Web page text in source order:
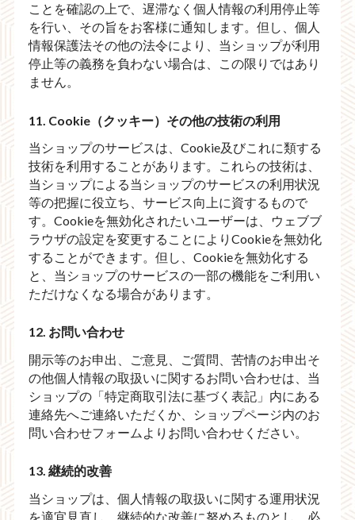
ことを確認の上で、遅滞なく個人情報の利用停止等
を行い、その旨をお客様に通知します。但し、個人
情報保護法その他の法令により、当ショップが利用
停止等の義務を負わない場合は、この限りではあり
ません。
11. Cookie（クッキー）その他の技術の利用
当ショップのサービスは、Cookie及びこれに類する
技術を利用することがあります。これらの技術は、
当ショップによる当ショップのサービスの利用状況
等の把握に役立ち、サービス向上に資するもので
す。Cookieを無効化されたいユーザーは、ウェブブ
ラウザの設定を変更することによりCookieを無効化
することができます。但し、Cookieを無効化する
と、当ショップのサービスの一部の機能をご利用い
ただけなくなる場合があります。
12. お問い合わせ
開示等のお申出、ご意見、ご質問、苦情のお申出そ
の他個人情報の取扱いに関するお問い合わせは、当
ショップの「特定商取引法に基づく表記」内にある
連絡先へご連絡いただくか、ショップページ内のお
問い合わせフォームよりお問い合わせください。
13. 継続的改善
当ショップは、個人情報の取扱いに関する運用状況
を適宜見直し、継続的な改善に努めるものとし、必